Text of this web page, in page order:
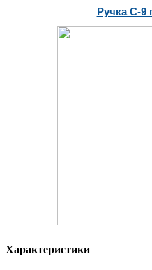
Ручка С-9
Характеристики